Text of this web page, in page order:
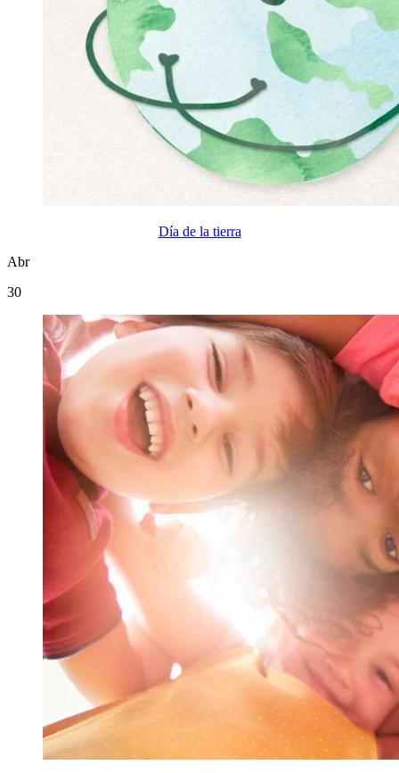
Día de la tierra
Abr
30